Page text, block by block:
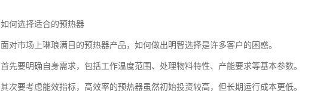
如何选择适合的预热器
面对市场上琳琅满目的预热器产品，如何做出明智选择是许多客户的困惑。
首先要明确自身需求，包括工作温度范围、处理物料特性、产能要求等基本参数。
其次要考虑能效指标，高效率的预热器虽然初始投资较高，但长期运行成本更低。